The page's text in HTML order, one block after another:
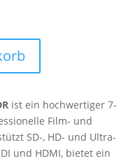
ist ein hochwertiger 7-
Film- und
SD-, HD- und Ultra-
und HDMI, bietet ein